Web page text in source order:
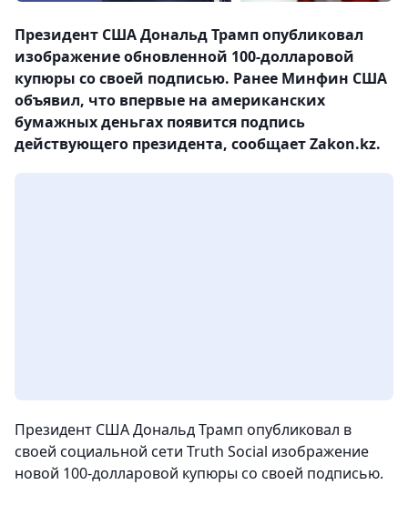
Президент США Дональд Трамп опубликовал
изображение обновленной 100-долларовой
купюры со своей подписью. Ранее Минфин США
объявил, что впервые на американских
бумажных деньгах появится подпись
действующего президента, сообщает Zakon.kz.
Президент США Дональд Трамп опубликовал в
своей социальной сети Truth Social изображение
новой 100-долларовой купюры со своей подписью.